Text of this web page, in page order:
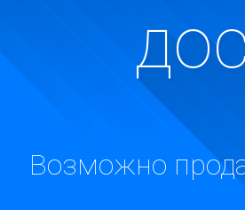
Возможно